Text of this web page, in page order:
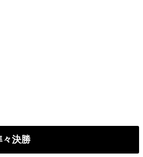
々決勝